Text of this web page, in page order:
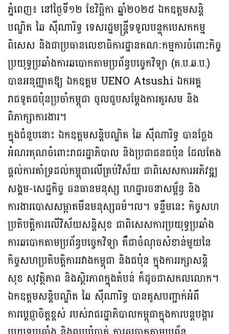
ភ្នំពេញ៖ នៅថ្ងៃទី១២ ខែវិច្ឆិកា ឆ្នាំ២០២៥ ឯកឧត្តមសន្តិ
បណ្ឌិត ឆៃ ស៊ីណារិទ្ធ ទេសរដ្ឋមន្ត្រីទទួលបន្ទុកបេសកកម្ម
ពិសេស និងជាប្រធានលេខាធិការដ្ឋានគណៈកម្មការចំពោះកិច្ច
ប្រយុទ្ធប្រឆាំងការឆបោកតាមប្រព័ន្ធបច្ចេកវិទ្យា (គ.ប.ឆ.ប.)
បានអនុញ្ញាតឱ្យ ឯកឧត្តម UENO Atsushi ឯកអគ្គ
រាជទូតជប៉ុនប្រចាំកម្ពុជា ចូលជួបសម្តែងការគួរសម និង
ពិភាក្សាការងារ។
ក្នុងជំនួបនោះ ឯកឧត្តមសន្តិបណ្ឌិត ឆៃ ស៊ីណារិទ្ធ បានថ្លែង
អំណរគុណចំពោះរាជរដ្ឋាភិបាល និងប្រជាជនជប៉ុន ដែលតែង
ផ្តល់ការគាំទ្រដល់កម្ពុជាលើគ្រប់វិស័យ ជាពិសេសការអភិវឌ្ឍ
សង្គម-សេដ្ឋកិច្ច ធនធានមនុស្ស ហេដ្ឋារចនាសម្ព័ន្ធ និង
ការងារបោសសម្អាតមីនមនុស្សធម៌។ល។ ទន្ទឹមនេះ កិច្ចសហ
ប្រតិបត្តិការលើវិស័យសន្តិសុខ ជាពិសេសការប្រយុទ្ធប្រឆាំង
ការឆបោកតាមប្រព័ន្ធបច្ចេកវិទ្យា គឺជាចំណុចសំខាន់មួយនៃ
កិច្ចសហប្រតិបត្តិការរវាងកម្ពុជា និងជប៉ុន ក្នុងការរក្សាសន្តិ
សុខ សុវត្ថិភាព និងស្ថិរភាពក្នុងតំបន់ ក៏ដូចជាសកលលោក។
ឯកឧត្តមសន្តិបណ្ឌិត ឆៃ ស៊ីណារិទ្ធ បានគូសបញ្ជាក់អំពី
ការប្តេជ្ញាចិត្តខ្ពស់ របស់រាជរដ្ឋាភិបាលកម្ពុជាក្នុងការបន្តបង្ការ